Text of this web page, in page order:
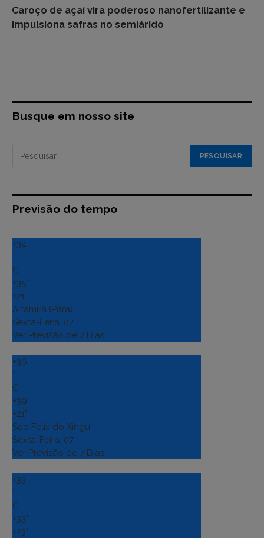
Caroço de açaí vira poderoso nanofertilizante e
impulsiona safras no semiárido
Busque em nosso site
Previsão do tempo
+34
°
C
+35°
+21°
Altamira (Para)
Sexta-Feira, 07
Ver Previsão de 7 Dias
+36
°
C
+39°
+21°
Sao Felix do Xingu
Sexta-Feira, 07
Ver Previsão de 7 Dias
+33
°
C
+33°
+23°